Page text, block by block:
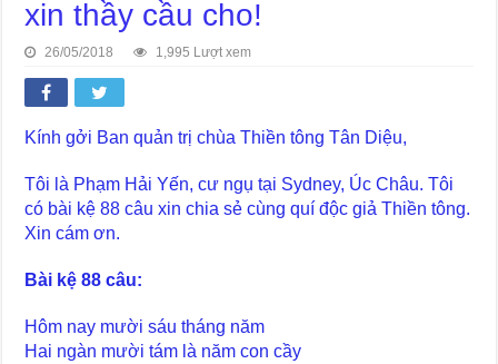
xin thầy cầu cho!
26/05/2018 1,995 Lượt xem
Kính gởi Ban quản trị chùa Thiền tông Tân Diệu,
Tôi là Phạm Hải Yến, cư ngụ tại Sydney, Úc Châu. Tôi
có bài kệ 88 câu xin chia sẻ cùng quí độc giả Thiền tông.
Xin cám ơn.
Bài kệ 88 câu:
Hôm nay mười sáu tháng năm
Hai ngàn mười tám là năm con cầy